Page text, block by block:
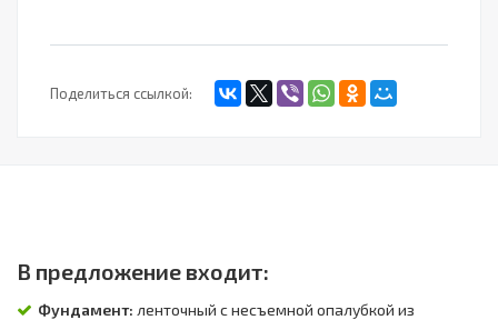
Поделиться ссылкой:
В предложение входит:
Фундамент: ленточный с несъемной опалубкой из